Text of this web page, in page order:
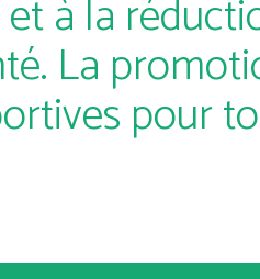
et à la
La
pour